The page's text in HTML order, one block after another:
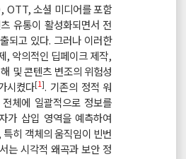
OTT, 소셜 미디어를 포함
유통이 활성화되면서 전
되고 있다. 그러나 이러한
, 악의적인 딥페이크 제작,
및 콘텐츠 변조의 위험성
시켰다[1]. 기존의 정적 워
체에 일괄적으로 정보를
가 삽입 영역을 예측하여
히 객체의 움직임이 빈번
는 시각적 왜곡과 보안 정